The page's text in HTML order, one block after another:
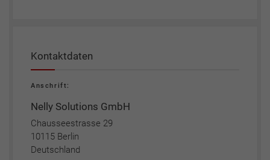
Kontaktdaten
Anschrift:
Nelly Solutions GmbH
Chausseestrasse 29
10115 Berlin
Deutschland